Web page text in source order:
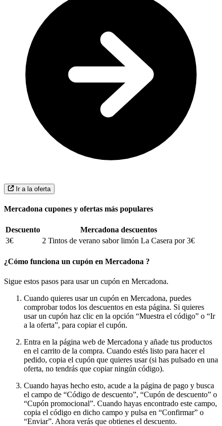
Ir a la oferta
Mercadona cupones y ofertas más populares
Descuento
Mercadona descuentos
3€
2 Tintos de verano sabor limón La Casera por 3€
¿Cómo funciona un cupón en Mercadona ?
Sigue estos pasos para usar un cupón en Mercadona.
Cuando quieres usar un cupón en Mercadona, puedes
comprobar todos los descuentos en esta página. Si quieres
usar un cupón haz clic en la opción “Muestra el código” o “Ir
a la oferta”, para copiar el cupón.
Entra en la página web de Mercadona y añade tus productos
en el carrito de la compra. Cuando estés listo para hacer el
pedido, copia el cupón que quieres usar (si has pulsado en una
oferta, no tendrás que copiar ningún código).
Cuando hayas hecho esto, acude a la página de pago y busca
el campo de “Código de descuento”, “Cupón de descuento” o
“Cupón promocional”. Cuando hayas encontrado este campo,
copia el código en dicho campo y pulsa en “Confirmar” o
“Enviar”. Ahora verás que obtienes el descuento.